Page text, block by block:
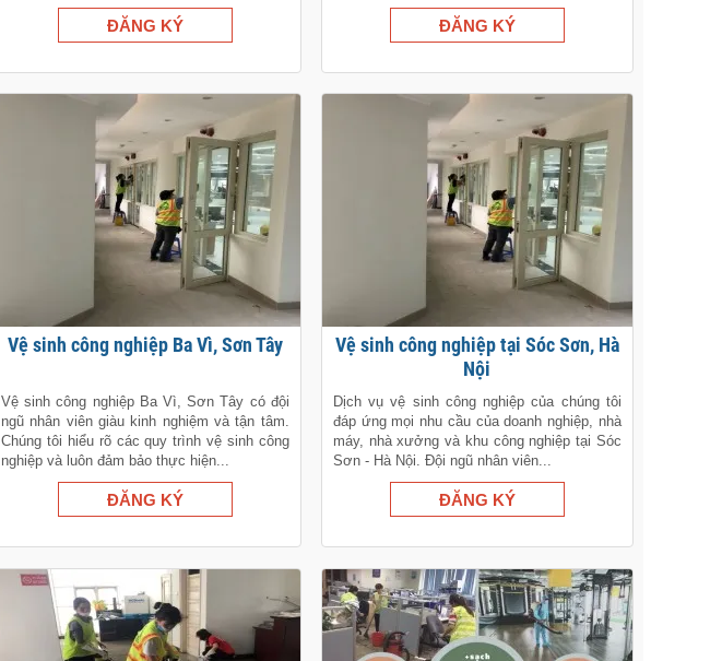
Vệ sinh công nghiệp Ba Vì, Sơn Tây
Vệ sinh công nghiệp Ba Vì, Sơn Tây có đội
ngũ nhân viên giàu kinh nghiệm và tận tâm.
Chúng tôi hiểu rõ các quy trình vệ sinh công
nghiệp và luôn đảm bảo thực hiện...
Vệ sinh công nghiệp tại Sóc Sơn, Hà
Nội
Dịch vụ vệ sinh công nghiệp của chúng tôi
đáp ứng mọi nhu cầu của doanh nghiệp, nhà
máy, nhà xưởng và khu công nghiệp tại Sóc
Sơn - Hà Nội. Đội ngũ nhân viên...